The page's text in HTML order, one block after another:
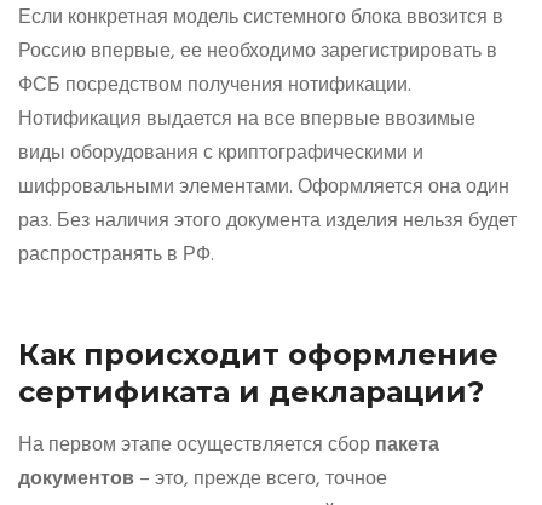
Если конкретная модель системного блока ввозится в
Россию впервые, ее необходимо зарегистрировать в
ФСБ посредством получения нотификации.
Нотификация выдается на все впервые ввозимые
виды оборудования с криптографическими и
шифровальными элементами. Оформляется она один
раз. Без наличия этого документа изделия нельзя будет
распространять в РФ.
Как происходит оформление
сертификата и декларации?
На первом этапе осуществляется сборпакета
документов– это, прежде всего, точное